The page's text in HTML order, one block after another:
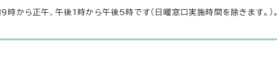
から正午、午後1時から午後5時です（日曜窓口実施時間を除きます。）。